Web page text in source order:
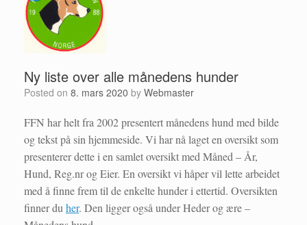
Ny liste over alle månedens hunder
Posted on 8. mars 2020 by Webmaster
FFN har helt fra 2002 presentert månedens hund med bilde
og tekst på sin hjemmeside. Vi har nå laget en oversikt som
presenterer dette i en samlet oversikt med Måned – År,
Hund, Reg.nr og Eier. En oversikt vi håper vil lette arbeidet
med å finne frem til de enkelte hunder i ettertid. Oversikten
finner du her. Den ligger også under Heder og ære –